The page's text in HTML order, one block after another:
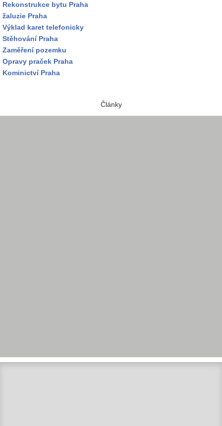
Rekonstrukce bytu Praha
žaluzie Praha
Výklad karet telefonicky
Stěhování Praha
Zaměření pozemku
Opravy praček Praha
Kominictví Praha
Články